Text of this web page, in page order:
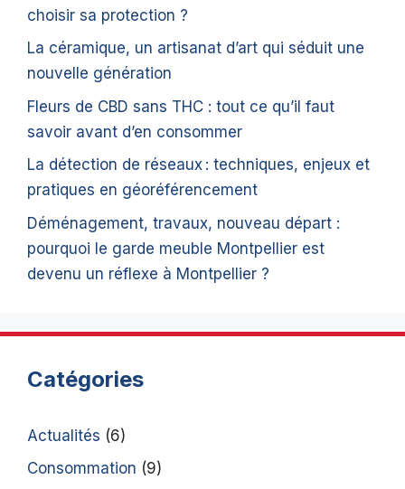
choisir sa protection ?
La céramique, un artisanat d’art qui séduit une
nouvelle génération
Fleurs de CBD sans THC : tout ce qu’il faut
savoir avant d’en consommer
La détection de réseaux : techniques, enjeux et
pratiques en géoréférencement
Déménagement, travaux, nouveau départ :
pourquoi le garde meuble Montpellier est
devenu un réflexe à Montpellier ?
Catégories
Actualités (6)
Consommation (9)